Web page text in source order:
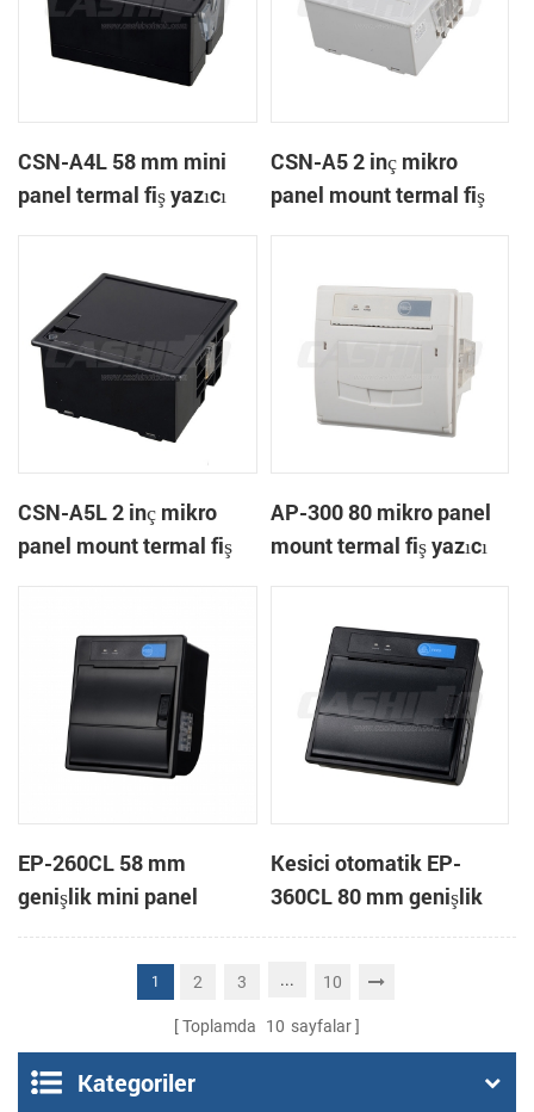
CSN-A4L 58 mm mini
panel termal fiş yazıcı
CSN-A5 2 inç mikro
panel mount termal fiş
CSN-A5L 2 inç mikro
panel mount termal fiş
AP-300 80 mikro panel
mount termal fiş yazıcı
EP-260CL 58 mm
genişlik mini panel
otomatik kesici termal
yazıcı bağlama
Kesici otomatik EP-
360CL 80 mm genişlik
mini paneli termal yazıcı
1 2 3 ... 10
Toplamda 10 sayfalar
Kategoriler